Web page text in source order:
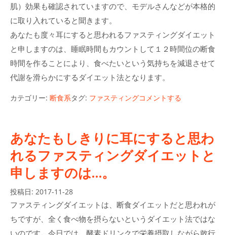
肌）効果も確認されていますので、モデルさんなどが本格的
に取り入れていると聞きます。
あなたも度々耳にすると思われるファスティングダイエット
と申しますのは、睡眠時間もカウントして１２時間位の断食
時間を作ることにより、食べたいという気持ちを減退させて
代謝を滑らかにするダイエット法となります。
カテゴリー: 断食系タグ: ファスティングコメントする
あなたもしきりに耳にすると思わ
れるファスティングダイエットと
申しますのは…。
投稿日: 2017-11-28
ファスティングダイエットは、断食ダイエットだと思われが
ちですが、全く食べ物を摂らないというダイエット法ではな